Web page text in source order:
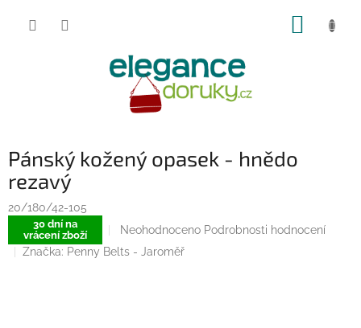
Pánský kožený opasek - hnědo
rezavý
20/180/42-105
30 dní na
vrácení zboží
Průměrné
hodnocení
produktu
Neohodnoceno Podrobnosti hodnocení
Značka: Penny Belts - Jaroměř